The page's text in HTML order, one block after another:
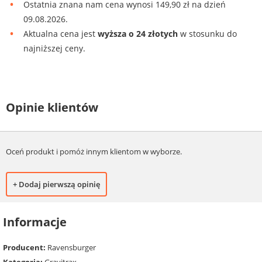
Ostatnia znana nam cena wynosi 149,90 zł na dzień
09.08.2026.
Aktualna cena jest wyższa o 24 złotych w stosunku do
najniższej ceny.
Opinie klientów
Oceń produkt i pomóż innym klientom w wyborze.
+ Dodaj pierwszą opinię
Informacje
Producent: Ravensburger